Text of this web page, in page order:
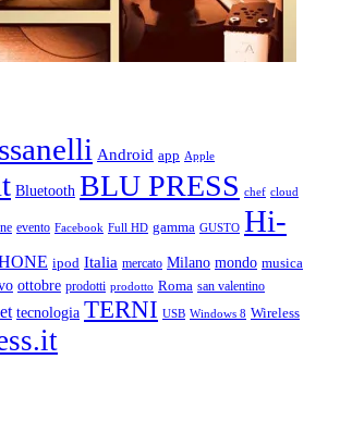
Android app Apple
Bluetooth BLU PRESS chef cloud
evento Facebook Full HD gamma GUSTO Hi-
ipod Italia mercato Milano mondo musica
ottobre prodotti prodotto Roma san valentino
tecnologia TERNI USB Windows 8 Wireless